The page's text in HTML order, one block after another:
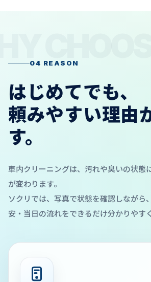
04 REASON
はじめてでも、
頼みやすい理由
す。
車内クリーニングは、汚れや臭いの状態
が変わります。
ソクリでは、写真で状態を確認しながら
安・当日の流れをできるだけ分かりやす